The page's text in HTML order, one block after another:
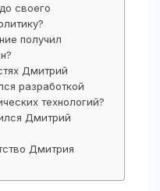
своего
получил
Дмитрий
разработкой
технологий?
Дмитрий
Дмитрия